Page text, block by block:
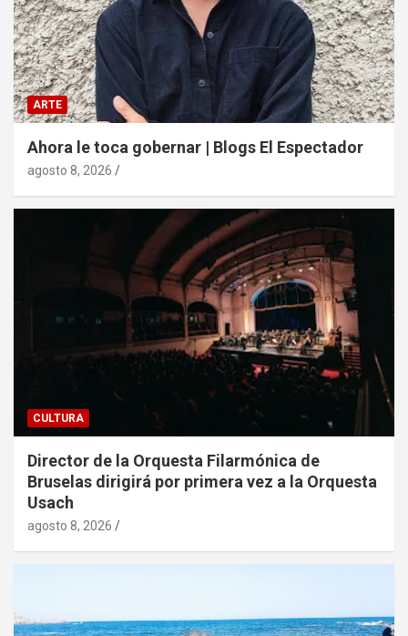
ARTE
Ahora le toca gobernar | Blogs El Espectador
agosto 8, 2026
CULTURA
Director de la Orquesta Filarmónica de
Bruselas dirigirá por primera vez a la Orquesta
Usach
agosto 8, 2026